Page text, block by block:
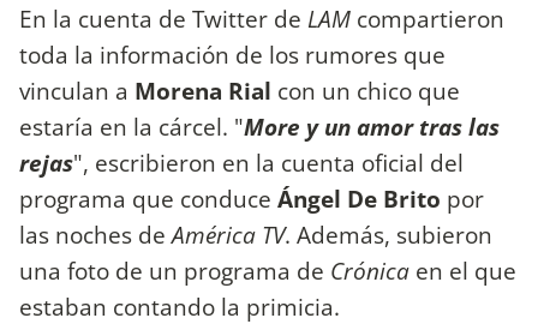
En la cuenta de Twitter de LAM compartieron
toda la información de los rumores que
vinculan a Morena Rial con un chico que
estaría en la cárcel. "More y un amor tras las
rejas", escribieron en la cuenta oficial del
programa que conduce Ángel De Brito por
las noches deAmérica TV. Además, subieron
una foto de un programa de Crónica en el que
estaban contando la primicia.